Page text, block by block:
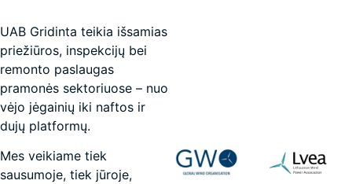
UAB Gridinta teikia išsamias
priežiūros, inspekcijų bei
remonto paslaugas
pramonės sektoriuose – nuo
vėjo jėgainių iki naftos ir
dujų platformų.
Mes veikiame tiek
sausumoje, tiek jūroje,